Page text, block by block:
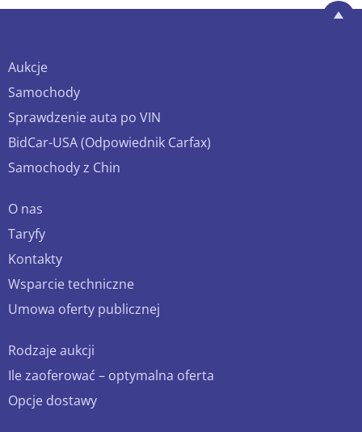
Aukcje
Samochody
Sprawdzenie auta po VIN
BidCar-USA (Odpowiednik Carfax)
Samochody z Chin
O nas
Taryfy
Kontakty
Wsparcie techniczne
Umowa oferty publicznej
Rodzaje aukcji
Ile zaoferować – optymalna oferta
Opcje dostawy